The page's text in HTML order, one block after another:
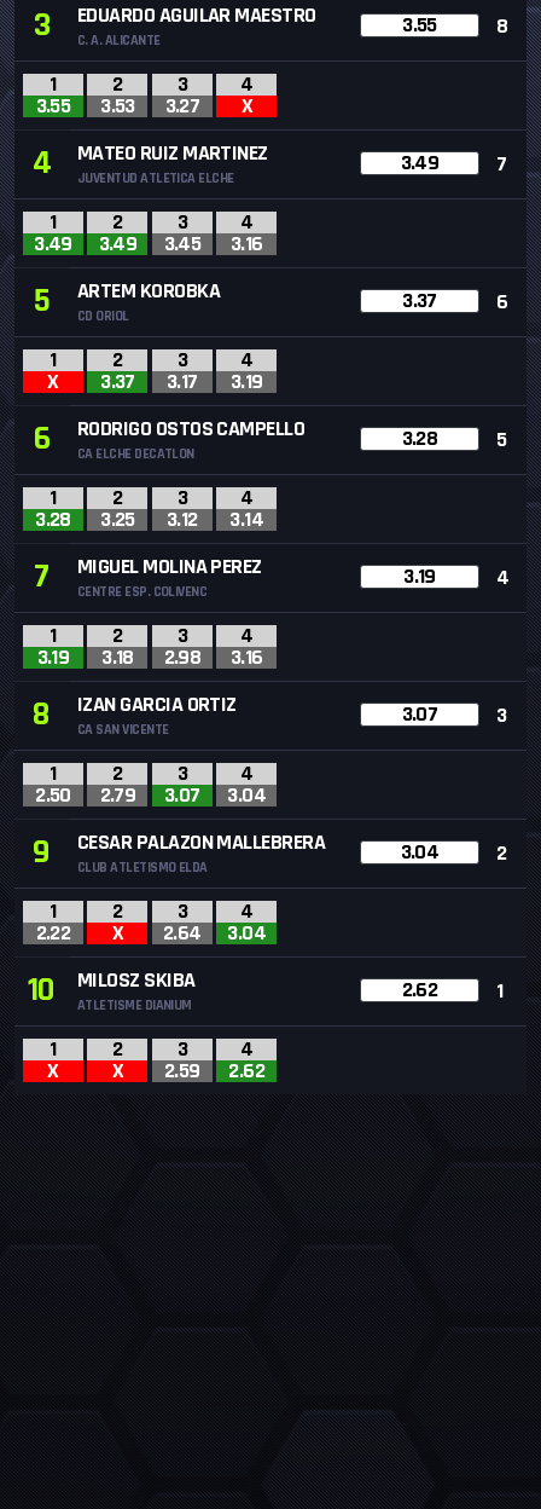
3 EDUARDO AGUILAR MAESTRO
C. A. ALICANTE
3.55 8
1
3.55
2
3.53
3
3.27
4
X
4 MATEO RUIZ MARTINEZ
JUVENTUD ATLETICA ELCHE
3.49 7
1
3.49
2
3.49
3
3.45
4
3.16
5 ARTEM KOROBKA
CD ORIOL
3.37 6
1
X
2
3.37
3
3.17
4
3.19
6 RODRIGO OSTOS CAMPELLO
CA ELCHE DECATLON
3.28 5
1
3.28
2
3.25
3
3.12
4
3.14
7 MIGUEL MOLINA PEREZ
CENTRE ESP. COLIVENC
3.19 4
1
3.19
2
3.18
3
2.98
4
3.16
8 IZAN GARCIA ORTIZ
CA SAN VICENTE
3.07 3
1
2.50
2
2.79
3
3.07
4
3.04
9 CESAR PALAZON MALLEBRERA
CLUB ATLETISMO ELDA
3.04 2
1
2.22
2
X
3
2.64
4
3.04
10 MILOSZ SKIBA
ATLETISME DIANIUM
2.62 1
1
X
2
X
3
2.59
4
2.62